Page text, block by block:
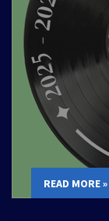
READ MORE »